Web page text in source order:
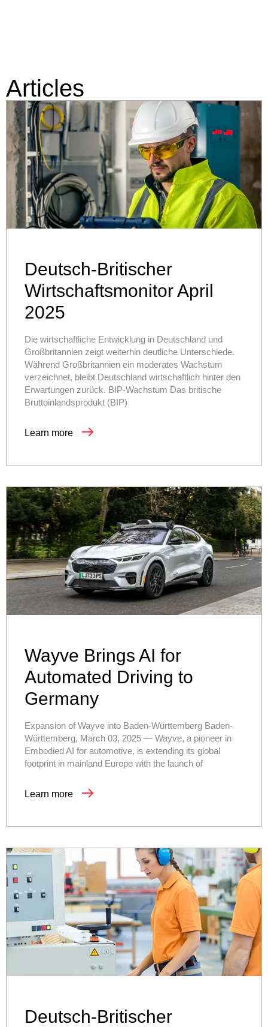
Articles
Deutsch-Britischer
Wirtschaftsmonitor April
2025
Die wirtschaftliche Entwicklung in Deutschland und
Großbritannien zeigt weiterhin deutliche Unterschiede.
Während Großbritannien ein moderates Wachstum
verzeichnet, bleibt Deutschland wirtschaftlich hinter den
Erwartungen zurück. BIP-Wachstum Das britische
Bruttoinlandsprodukt (BIP)
Learn more
Wayve Brings AI for
Automated Driving to
Germany
Expansion of Wayve into Baden-Württemberg Baden-
Württemberg, March 03, 2025 — Wayve, a pioneer in
Embodied AI for automotive, is extending its global
footprint in mainland Europe with the launch of
Learn more
Deutsch-Britischer